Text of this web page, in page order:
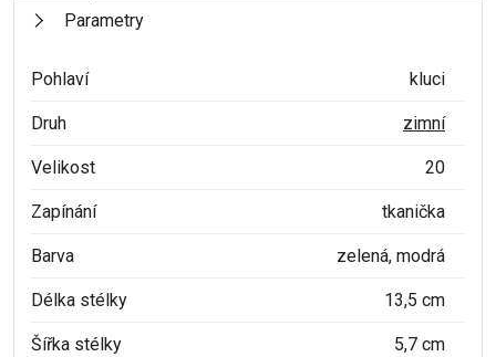
Parametry
Pohlaví kluci
Druh zimní
Velikost 20
Zapínání tkanička
Barva zelená, modrá
Délka stélky 13,5 cm
Šířka stélky 5,7 cm